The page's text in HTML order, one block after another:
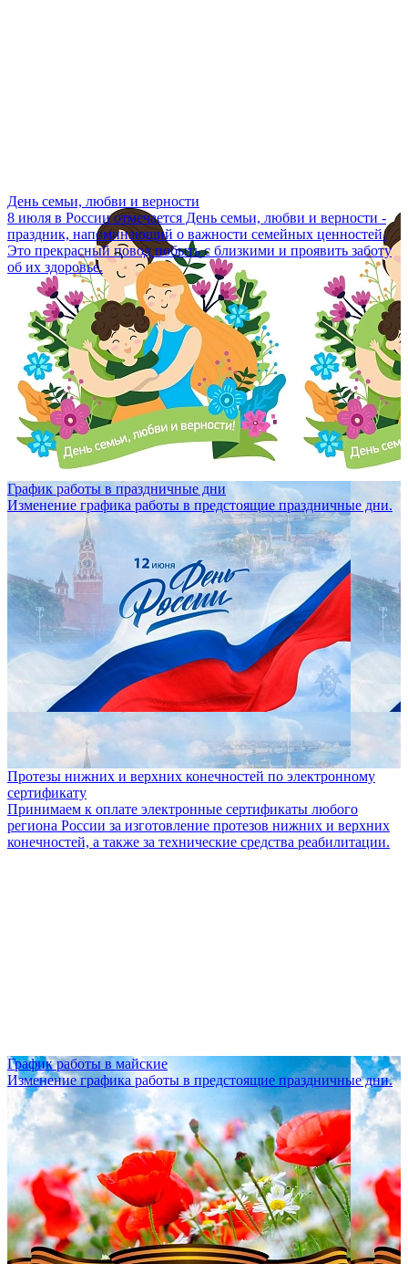
День семьи, любви и верности
8 июля в России отмечается День семьи, любви и верности -
праздник, напоминающий о важности семейных ценностей.
Это прекрасный повод побыть с близкими и проявить заботу
об их здоровье.
График работы в праздничные дни
Изменение графика работы в предстоящие праздничные дни.
Протезы нижних и верхних конечностей по электронному
сертификату
Принимаем к оплате электронные сертификаты любого
региона России за изготовление протезов нижних и верхних
конечностей, а также за технические средства реабилитации.
График работы в майские
Изменение графика работы в предстоящие праздничные дни.